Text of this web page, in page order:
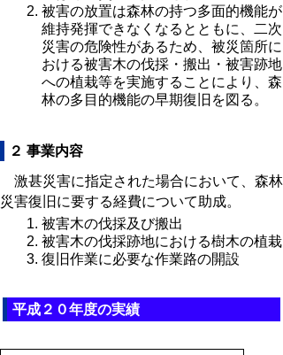
被害の放置は森林の持つ多面的機能が
維持発揮できなくなるとともに、二次
災害の危険性があるため、被災箇所に
おける被害木の伐採・搬出・被害跡地
への植栽等を実施することにより、森
林の多目的機能の早期復旧を図る。
２ 事業内容
激甚災害に指定された場合において、森林
災害復旧に要する経費について助成。
被害木の伐採及び搬出
被害木の伐採跡地における樹木の植栽
復旧作業に必要な作業路の開設
平成２０年度の実績